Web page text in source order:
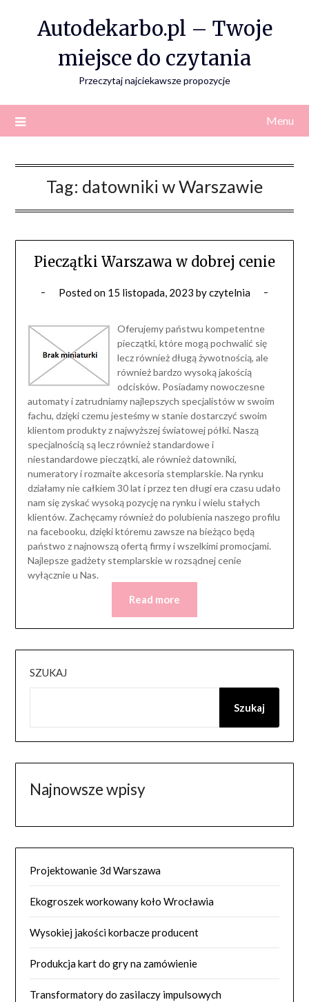
Autodekarbo.pl – Twoje
miejsce do czytania
Przeczytaj najciekawsze propozycje
Menu
Tag: datowniki w Warszawie
Pieczątki Warszawa w dobrej cenie
Posted on 15 listopada, 2023 byczytelnia
Oferujemy państwu kompetentne
pieczątki, które mogą pochwalić się
lecz również długą żywotnością, ale
również bardzo wysoką jakością
odcisków. Posiadamy nowoczesne
automaty i zatrudniamy najlepszych specjalistów w swoim
fachu, dzięki czemu jesteśmy w stanie dostarczyć swoim
klientom produkty z najwyższej światowej półki. Naszą
specjalnością są lecz również standardowe i
niestandardowe pieczątki, ale również datowniki,
numeratory i rozmaite akcesoria stemplarskie. Na rynku
działamy nie całkiem 30 lat i przez ten długi era czasu udało
nam się zyskać wysoką pozycję na rynku i wielu stałych
klientów. Zachęcamy również do polubienia naszego profilu
na facebooku, dzięki któremu zawsze na bieżąco będą
państwo z najnowszą ofertą firmy i wszelkimi promocjami.
Najlepsze gadżety stemplarskie w rozsądnej cenie
wyłącznie u Nas.
Read more
SZUKAJ
Szukaj
Najnowsze wpisy
Projektowanie 3d Warszawa
Ekogroszek workowany koło Wrocławia
Wysokiej jakości korbacze producent
Produkcja kart do gry na zamówienie
Transformatory do zasilaczy impulsowych